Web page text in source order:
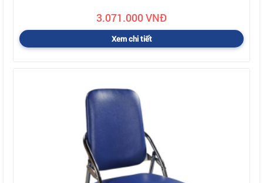
3.071.000 VNĐ
Xem chi tiết